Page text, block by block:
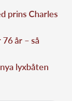
prins Charles
år – så
lyxbåten